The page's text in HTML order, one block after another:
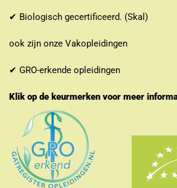
✔ Biologisch gecertificeerd. (Skal)
ook zijn onze Vakopleidingen
✔ GRO-erkende opleidingen
Klik op de keurmerken voor meer